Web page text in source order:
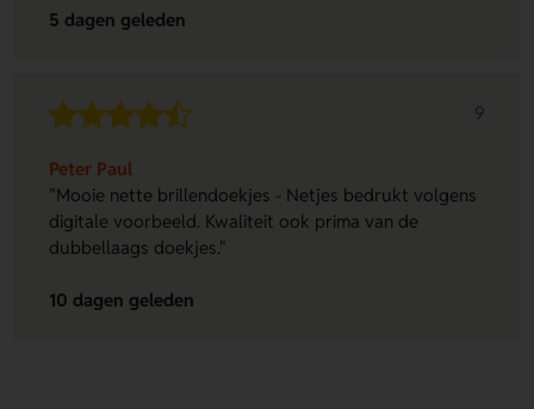
5 dagen geleden
9
Peter Paul
"Mooie nette brillendoekjes - Netjes bedrukt volgens
digitale voorbeeld. Kwaliteit ook prima van de
dubbellaags doekjes."
10 dagen geleden